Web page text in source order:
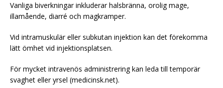
Vanliga biverkningar inkluderar halsbränna, orolig mage,
illamående, diarré och magkramper.
Vid intramuskulär eller subkutan injektion kan det förekomma
lätt ömhet vid injektionsplatsen.
För mycket intravenös administrering kan leda till temporär
svaghet eller yrsel (medicinsk.net).